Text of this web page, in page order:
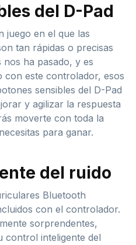
del D-Pad
juego en el que las
tan rápidas o precisas
ha pasado, y es
con este controlador, esos
sensibles del D-Pad
y agilizar la respuesta
moverte con toda la
para ganar.
del ruido
Bluetooth
con el controlador.
sorprendentes,
control inteligente del